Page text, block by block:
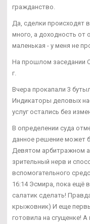
гражданство.
Да, сделки происходят
много, а доходность от
маленькая - у меня не
На прошлом заседании
г.
Вчера прокапали 3
Индикаторы деловых
услуг остались без
В определении суда
данное решение может
Девятом арбитражном
зрительный нерв и
вспомогательного
16:14 Эсмира, пока ещё
салатик сделать!
крыжовник) И еще
готовила на сгущенке!